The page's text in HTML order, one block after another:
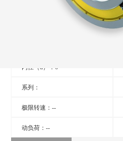
内径（d）：6
系列：
极限转速：--
动负荷：--